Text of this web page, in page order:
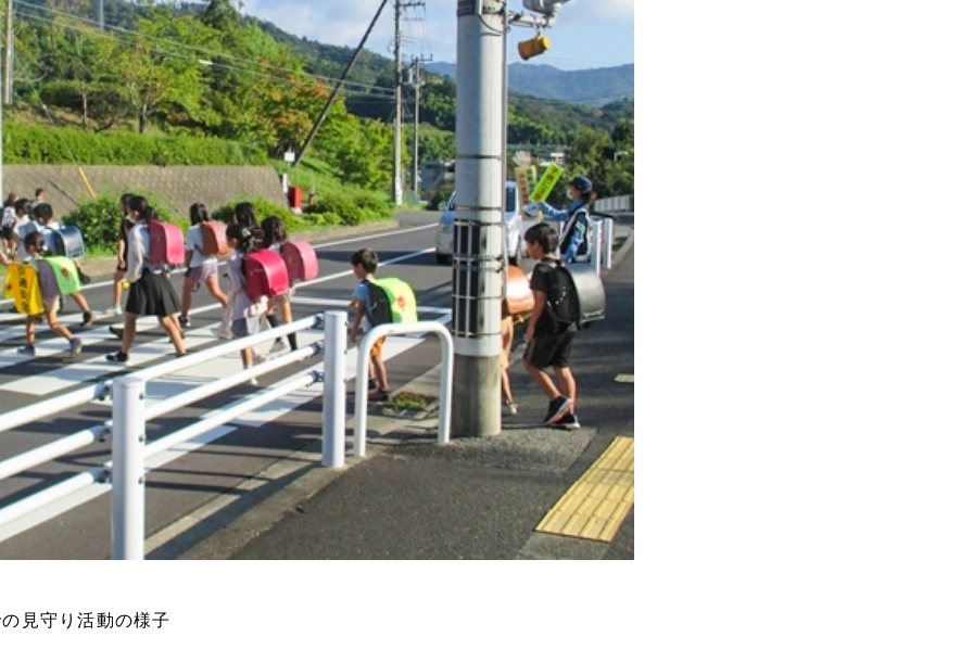
見守り活動の様子